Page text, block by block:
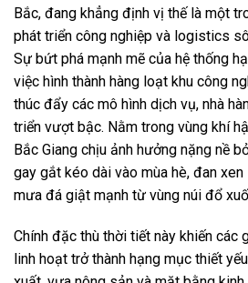
Bắc, đang khẳng định vị thế là một
phát triển công nghiệp và logistics
Sự bứt phá mạnh mẽ của hệ thống
việc hình thành hàng loạt khu công
thúc đẩy các mô hình dịch vụ, nhà
triển vượt bậc. Nằm trong vùng khí
Bắc Giang chịu ảnh hưởng nặng nề
gay gắt kéo dài vào mùa hè, đan
mưa đá giật mạnh từ vùng núi đổ
Chính đặc thù thời tiết này khiến các
linh hoạt trở thành hạng mục thiết